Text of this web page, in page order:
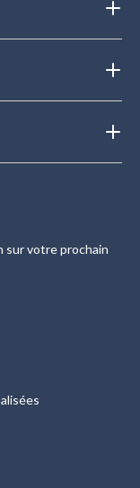
sur votre prochain